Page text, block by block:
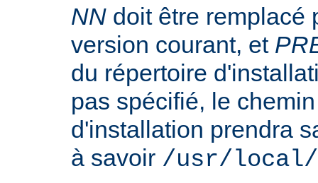
NN doit être remplacé
version courant, et
du répertoire
pas spécifié, le
d'installation prendra
à savoir /usr/local/